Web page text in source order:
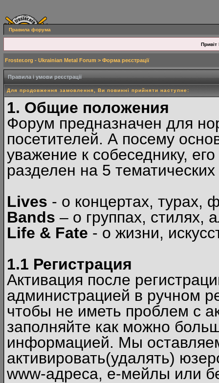
Правила форума
Привіт
Froster.org - Ukrainian Metal Forum > Форма реєстрації
Правила і умови реєстрації
Для продовження замовлення, Ви повинні прийняти наступне:
1. Общие положения
Форум предназначен для
посетителей. А посему
уважение к собеседнику,
разделен на 5
Lives - о концертах, турах,
Bands – о группах, стилях,
Life & Fate - о жизни,
1.1 Регистрация
Активация после
администрацией в ручном
чтобы не иметь проблем с
заполняйте как можно
информацией. Мы
активировать(удалять)
www-адреса, е-мейлы или